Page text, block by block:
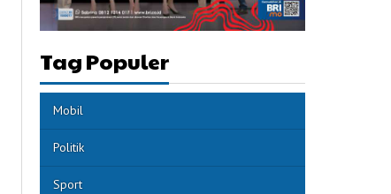
Tag Populer
Mobil
Politik
Sport